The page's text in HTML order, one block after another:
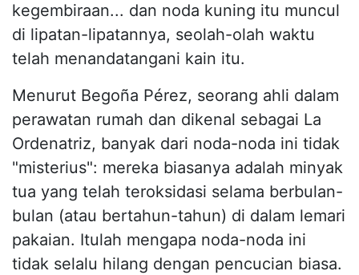
kegembiraan... dan noda kuning itu muncul
di lipatan-lipatannya, seolah-olah waktu
telah menandatangani kain itu.
Menurut Begoña Pérez, seorang ahli dalam
perawatan rumah dan dikenal sebagai La
Ordenatriz, banyak dari noda-noda ini tidak
"misterius": mereka biasanya adalah minyak
tua yang telah teroksidasi selama berbulan-
bulan (atau bertahun-tahun) di dalam lemari
pakaian. Itulah mengapa noda-noda ini
tidak selalu hilang dengan pencucian biasa.